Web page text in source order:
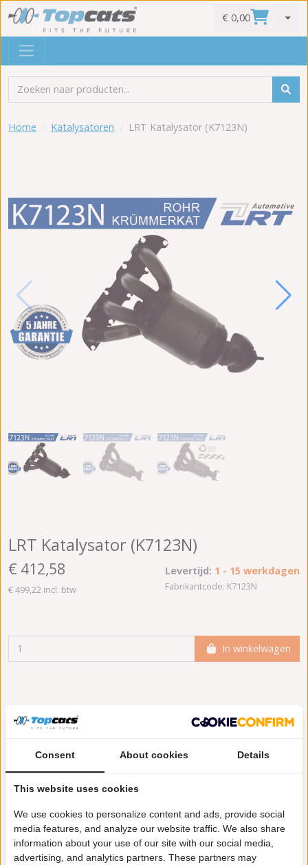
€ 0,00
Home Katalysatoren LRT Katalysator (K7123N)
LRT Katalysator (K7123N)
€ 412,58
€ 499,22 incl. btw
Levertijd: 1 - 15 werkdagen
Fabrikantcode: K7123N
In winkelwagen
Uitvoering: voor voertuigen met OBD
Aanvullende artikelen / Aanvullende info 2: met
montagemateriaal
Conform EG/ECE:
Consent About cookies Details
This website uses cookies
We use cookies to personalize content and ads, provide social
media features, and analyze our website traffic. We also share
information about your use of our site with our social media,
advertising, and analytics partners. These partners may